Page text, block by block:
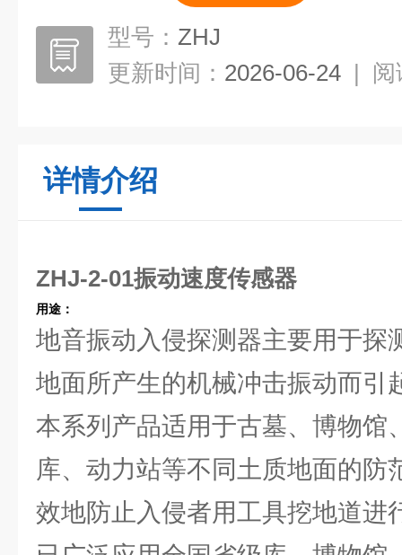
型号： ZHJ
更新时间： 2026-06-24 | 阅
详情介绍
ZHJ-2-01振动速度传感器
用途：
地音振动入侵探测器主要用于探
地面所产生的机械冲击振动而引
本系列产品适用于古墓、博物馆
库、动力站等不同土质地面的防
效地防止入侵者用工具挖地道进